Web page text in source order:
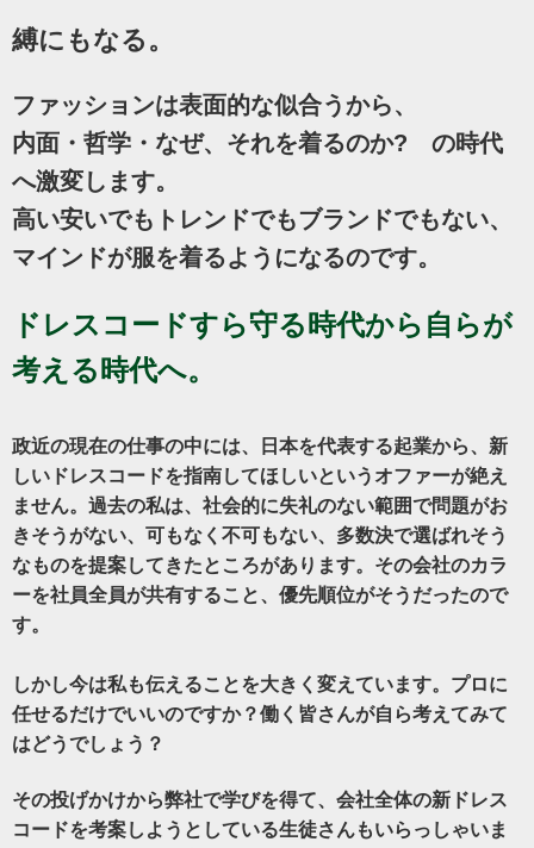
縛にもなる。
ファッションは表面的な似合うから、
内面・哲学・なぜ、それを着るのか? の時代
へ激変します。
高い安いでもトレンドでもブランドでもない、
マインドが服を着るようになるのです。
ドレスコードすら守る時代から自らが
考える時代へ。
政近の現在の仕事の中には、日本を代表する起業から、新
しいドレスコードを指南してほしいというオファーが絶え
ません。過去の私は、社会的に失礼のない範囲で問題がお
きそうがない、可もなく不可もない、多数決で選ばれそう
なものを提案してきたところがあります。その会社のカラ
ーを社員全員が共有すること、優先順位がそうだったので
す。
しかし今は私も伝えることを大きく変えています。プロに
任せるだけでいいのですか？働く皆さんが自ら考えてみて
はどうでしょう？
その投げかけから弊社で学びを得て、会社全体の新ドレス
コードを考案しようとしている生徒さんもいらっしゃいま